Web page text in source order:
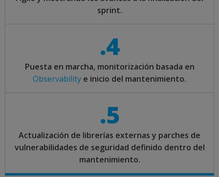
sprint.
.4
Puesta en marcha, monitorización basada en
Observability e inicio del mantenimiento.
.5
Actualización de librerías externas y parches de
vulnerabilidades de seguridad definido dentro del
mantenimiento.